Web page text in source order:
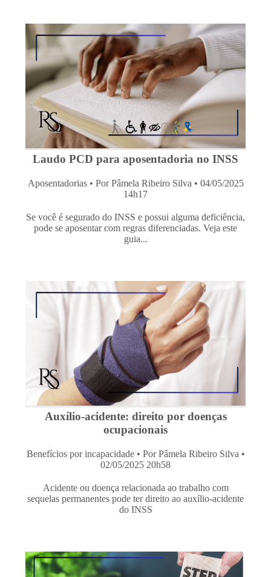
Laudo PCD para aposentadoria no INSS
Aposentadorias • Por Pâmela Ribeiro Silva • 04/05/2025
14h17
Se você é segurado do INSS e possui alguma deficiência,
pode se aposentar com regras diferenciadas. Veja este
guia...
Auxílio-acidente: direito por doenças
ocupacionais
Benefícios por incapacidade • Por Pâmela Ribeiro Silva •
02/05/2025 20h58
Acidente ou doença relacionada ao trabalho com
sequelas permanentes pode ter direito ao auxílio-acidente
do INSS